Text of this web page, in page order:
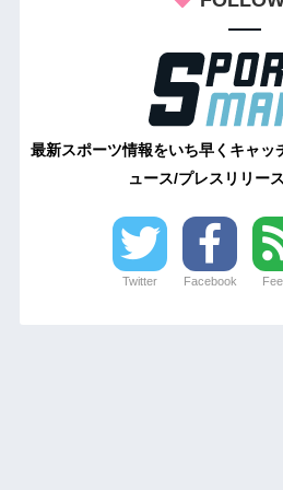
最新スポーツ情報をいち早くキャッ
ュース/プレスリリー
Twitter Facebook